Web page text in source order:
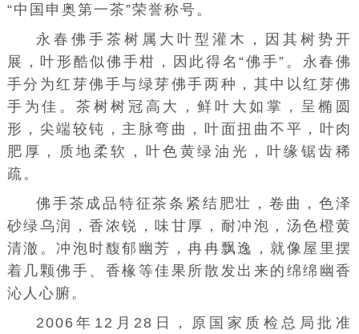
“中国申奥第一茶”荣誉称号。
永春佛手茶树属大叶型灌木，因其树势开
展，叶形酷似佛手柑，因此得名“佛手”。永春佛
手分为红芽佛手与绿芽佛手两种，其中以红芽佛
手为佳。茶树树冠高大，鲜叶大如掌，呈椭圆
形，尖端较钝，主脉弯曲，叶面扭曲不平，叶肉
肥厚，质地柔软，叶色黄绿油光，叶缘锯齿稀
疏。
佛手茶成品特征茶条紧结肥壮，卷曲，色泽
砂绿乌润，香浓锐，味甘厚，耐冲泡，汤色橙黄
清澈。冲泡时馥郁幽芳，冉冉飘逸，就像屋里摆
着几颗佛手、香椽等佳果所散发出来的绵绵幽香
沁人心腑。
2006年12月28日，原国家质检总局批准